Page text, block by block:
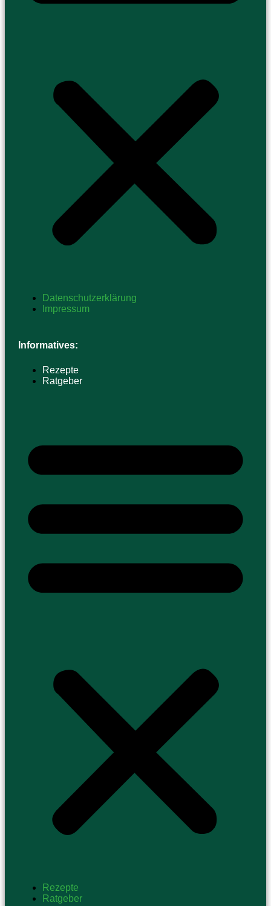
Datenschutzerklärung
Impressum
Informatives:
Rezepte
Ratgeber
Rezepte
Ratgeber